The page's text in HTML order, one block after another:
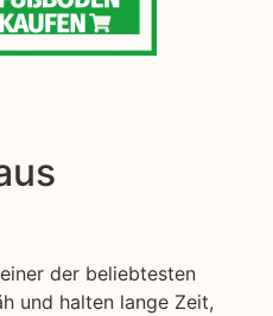
der beliebtesten
und halten lange Zeit,